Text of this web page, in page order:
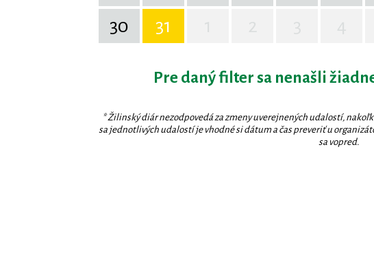
30
31
Pre daný filter sa nenašli
* Žilinský diár nezodpovedá za zmeny uverejnených udalostí,
sa jednotlivých udalostí je vhodné si dátum a čas preveriť u
sa vopred.